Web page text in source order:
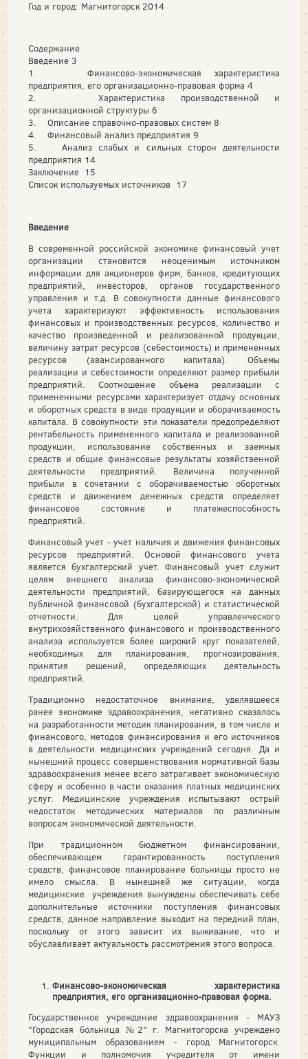
Год и город: Магнитогорск 2014
Содержание
Введение 3
1. Финансово-экономическая характеристика
предприятия, его организационно-правовая форма 4
2. Характеристика производственной и
организационной структуры 6
3. Описание справочно-правовых систем 8
4. Финансовый анализ предприятия 9
5. Анализ слабых и сильных сторон деятельности
предприятия 14
Заключение 15
Список используемых источников 17
Введение
В современной российской экономике финансовый учет
организации становится неоценимым источником
информации для акционеров фирм, банков, кредитующих
предприятий, инвесторов, органов государственного
управления и т.д. В совокупности данные финансового
учета характеризуют эффективность использования
финансовых и производственных ресурсов, количество и
качество произведенной и реализованной продукции,
величину затрат ресурсов (себестоимость) и примененных
ресурсов (авансированного капитала). Объемы
реализации и себестоимости определяют размер прибыли
предприятий. Соотношение объема реализации с
примененными ресурсами характеризует отдачу основных
и оборотных средств в виде продукции и оборачиваемость
капитала. В совокупности эти показатели предопределяют
рентабельность примененного капитала и реализованной
продукции, использование собственных и заемных
средств и общие финансовые результаты хозяйственной
деятельности предприятий. Величина полученной
прибыли в сочетании с оборачиваемостью оборотных
средств и движением денежных средств определяет
финансовое состояние и платежеспособность
предприятий.
Финансовый учет - учет наличия и движения финансовых
ресурсов предприятий. Основой финансового учета
является бухгалтерский учет. Финансовый учет служит
целям внешнего анализа финансово-экономической
деятельности предприятий, базирующегося на данных
публичной финансовой (бухгалтерской) и статистической
отчетности. Для целей управленческого
внутрихозяйственного финансового и производственного
анализа используется более широкий круг показателей,
необходимых для планирования, прогнозирования,
принятия решений, определяющих деятельность
предприятий.
Традиционно недостаточное внимание, уделявшееся
ранее экономике здравоохранения, негативно сказалось
на разработанности методик планирования, в том числе и
финансового, методов финансирования и его источников
в деятельности медицинских учреждений сегодня. Да и
нынешний процесс совершенствования нормативной базы
здравоохранения менее всего затрагивает экономическую
сферу и особенно в части оказания платных медицинских
услуг. Медицинские учреждения испытывают острый
недостаток методических материалов по различным
вопросам экономической деятельности.
При традиционном бюджетном финансировании,
обеспечивающем гарантированность поступления
средств, финансовое планирование больницы просто не
имело смысла. В нынешней же ситуации, когда
медицинские учреждения вынуждены обеспечивать себе
дополнительные источники поступления финансовых
средств, данное направление выходит на передний план,
поскольку от этого зависит их выживание, что и
обуславливает актуальность рассмотрения этого вопроса.
Финансово-экономическая характеристика
предприятия, его организационно-правовая форма.
Государственное учреждение здравоохранения - МАУЗ
"Городская больница №2" г. Магнитогорска учреждено
муниципальным образованием - город Магнитогорск.
Функции и полномочия учредителя от имени